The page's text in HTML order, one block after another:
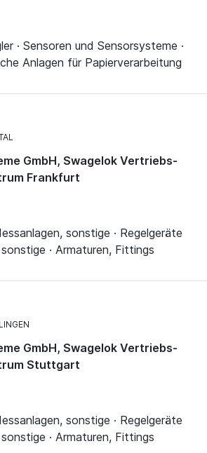
· Sensoren und Sensorsysteme ·
Anlagen für Papierverarbeitung
GmbH, Swagelok Vertriebs-
Frankfurt
sonstige · Regelgeräte
· Armaturen, Fittings
GmbH, Swagelok Vertriebs-
Stuttgart
sonstige · Regelgeräte
· Armaturen, Fittings